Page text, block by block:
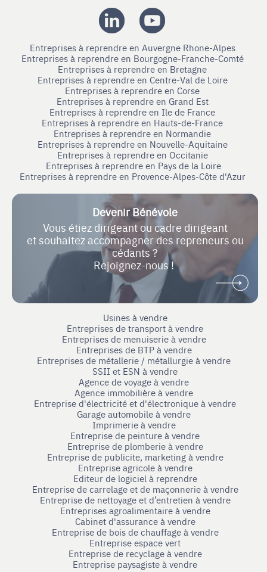
Entreprises à reprendre en Auvergne Rhone-Alpes
Entreprises à reprendre en Bourgogne-Franche-Comté
Entreprises à reprendre en Bretagne
Entreprises à reprendre en Centre-Val de Loire
Entreprises à reprendre en Corse
Entreprises à reprendre en Grand Est
Entreprises à reprendre en Ile de France
Entreprises à reprendre en Hauts-de-France
Entreprises à reprendre en Normandie
Entreprises à reprendre en Nouvelle-Aquitaine
Entreprises à reprendre en Occitanie
Entreprises à reprendre en Pays de la Loire
Entreprises à reprendre en Provence-Alpes-Côte d'Azur
Devenir Bénévole
Vous étiez dirigeant ou cadre dirigeant
et souhaitez accompagner des repreneurs ou
cédants ?
Rejoignez-nous !
Usines à vendre
Entreprises de transport à vendre
Entreprises de menuiserie à vendre
Entreprises de BTP à vendre
Entreprises de métallerie / métallurgie à vendre
SSII et ESN à vendre
Agence de voyage à vendre
Agence immobilière à vendre
Entreprise d'électricité et d'électronique à vendre
Garage automobile à vendre
Imprimerie à vendre
Entreprise de peinture à vendre
Entreprise de plomberie à vendre
Entreprise de publicite, marketing à vendre
Entreprise agricole à vendre
Editeur de logiciel à reprendre
Entreprise de carrelage et de maçonnerie à vendre
Entreprise de nettoyage et d’entretien à vendre
Entreprises agroalimentaire à vendre
Cabinet d'assurance à vendre
Entreprise de bois de chauffage à vendre
Entreprise espace vert
Entreprise de recyclage à vendre
Entreprise paysagiste à vendre